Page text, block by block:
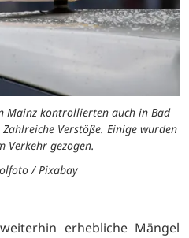
Mainz kontrollierten auch in Bad
Verstöße. Einige wurden
Verkehr gezogen.
/ Pixabay
erhebliche Mängel